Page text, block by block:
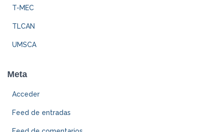
T-MEC
TLCAN
UMSCA
Meta
Acceder
Feed de entradas